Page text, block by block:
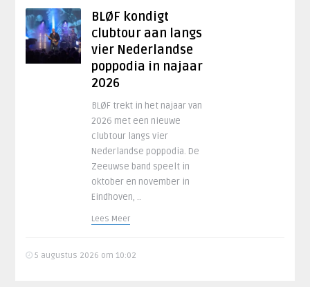
BLØF kondigt
clubtour aan langs
vier Nederlandse
poppodia in najaar
2026
BLØF trekt in het najaar van
2026 met een nieuwe
clubtour langs vier
Nederlandse poppodia. De
Zeeuwse band speelt in
oktober en november in
Eindhoven, ..
Lees Meer
5 augustus 2026 om 10:02